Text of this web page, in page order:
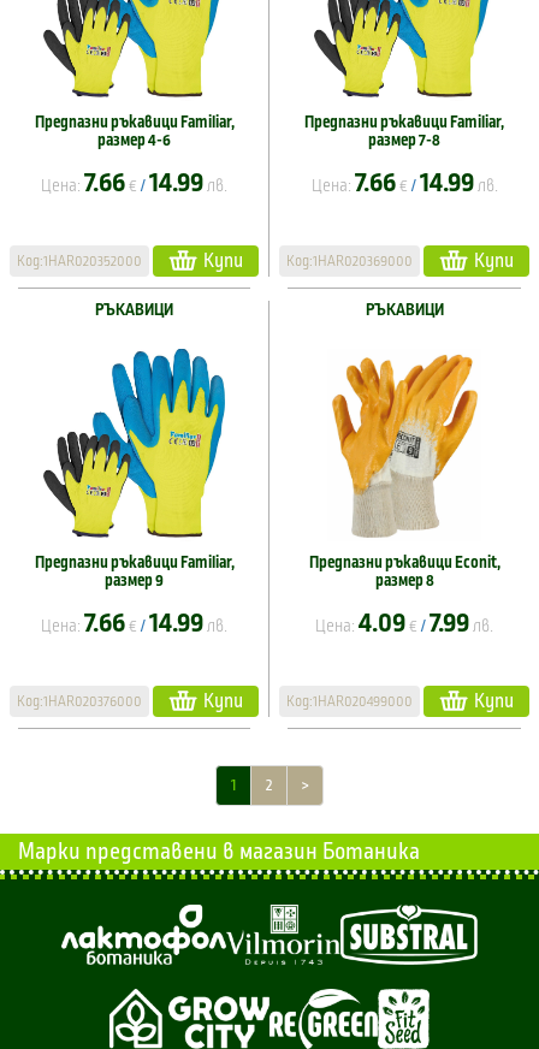
Предпазни ръкавици Familiar,
размер 4-6
Цена: 7.66 € / 14.99 лв.
Код:1HAR020352000 Купи
Предпазни ръкавици Familiar,
размер 7-8
Цена: 7.66 € / 14.99 лв.
Код:1HAR020369000 Купи
РЪКАВИЦИ
Предпазни ръкавици Familiar,
размер 9
Цена: 7.66 € / 14.99 лв.
Код:1HAR020376000 Купи
РЪКАВИЦИ
Предпазни ръкавици Econit,
размер 8
Цена: 4.09 € / 7.99 лв.
Код:1HAR020499000 Купи
1 2 >
Марки представени в магазин Ботаника